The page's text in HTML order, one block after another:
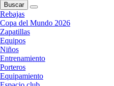
Buscar
Rebajas
Copa del Mundo 2026
Zapatillas
Equipos
Niños
Entrenamiento
Porteros
Equipamiento